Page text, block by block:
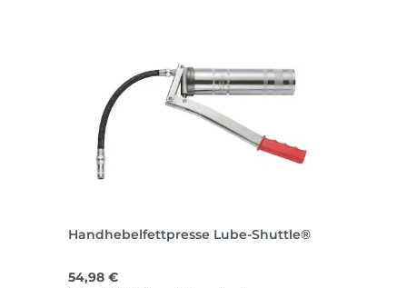
Handhebelfettpresse Lube-Shuttle®
Regulärer Preis:
54,98 €